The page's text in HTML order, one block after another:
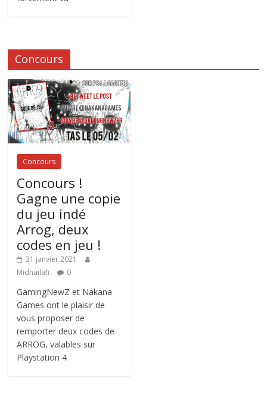
Concours
Concours
Concours !
Gagne une copie
du jeu indé
Arrog, deux
codes en jeu !
31 janvier 2021
Midnailah
0
GamingNewZ et Nakana
Games ont le plaisir de
vous proposer de
remporter deux codes de
ARROG, valables sur
Playstation 4